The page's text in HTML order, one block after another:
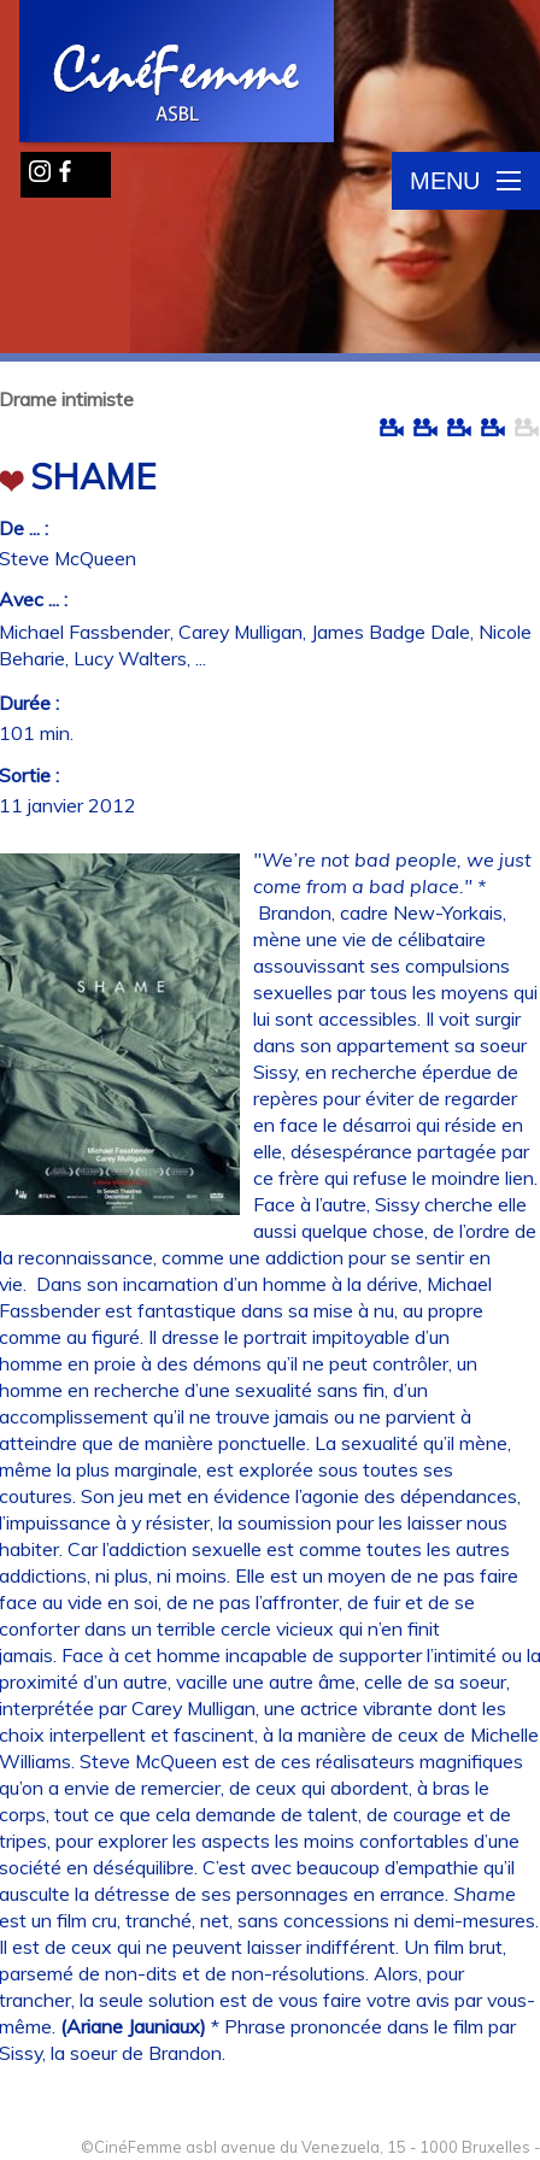
MENU
intimiste
SHAME
... :
McQueen
... :
Fassbender, Carey Mulligan, James Badge Dale, Nicole
Lucy Walters, ...
:
min.
:
janvier 2012
"We’re not bad people, we just
come from a bad place." *
Brandon, cadre New-Yorkais,
mène une vie de célibataire
assouvissant ses compulsions
sexuelles par tous les moyens qui
lui sont accessibles. Il voit surgir
dans son appartement sa soeur
Sissy, en recherche éperdue de
repères pour éviter de regarder
en face le désarroi qui réside en
elle, désespérance partagée par
ce frère qui refuse le moindre lien.
Face à l’autre, Sissy cherche elle
aussi quelque chose, de l’ordre de
reconnaissance, comme une addiction pour se sentir en
Dans son incarnation d’un homme à la dérive, Michael
est fantastique dans sa mise à nu, au propre
au figuré. Il dresse le portrait impitoyable d’un
en proie à des démons qu’il ne peut contrôler, un
en recherche d’une sexualité sans fin, d’un
qu’il ne trouve jamais ou ne parvient à
que de manière ponctuelle. La sexualité qu’il mène,
la plus marginale, est explorée sous toutes ses
Son jeu met en évidence l’agonie des dépendances,
à y résister, la soumission pour les laisser nous
Car l’addiction sexuelle est comme toutes les autres
ni plus, ni moins. Elle est un moyen de ne pas faire
au vide en soi, de ne pas l’affronter, de fuir et de se
dans un terrible cercle vicieux qui n’en finit
Face à cet homme incapable de supporter l’intimité ou la
d’un autre, vacille une autre âme, celle de sa soeur,
par Carey Mulligan, une actrice vibrante dont les
interpellent et fascinent, à la manière de ceux de Michelle
Steve McQueen est de ces réalisateurs magnifiques
a envie de remercier, de ceux qui abordent, à bras le
tout ce que cela demande de talent, de courage et de
pour explorer les aspects les moins confortables d’une
en déséquilibre. C’est avec beaucoup d’empathie qu’il
la détresse de ses personnages en errance. Shame
un film cru, tranché, net, sans concessions ni demi-mesures.
est de ceux qui ne peuvent laisser indifférent. Un film brut,
de non-dits et de non-résolutions. Alors, pour
la seule solution est de vous faire votre avis par vous-
(Ariane Jauniaux) * Phrase prononcée dans le film par
la soeur de Brandon.
©CinéFemme asbl avenue du Venezuela, 15 - 1000 Bruxelles -